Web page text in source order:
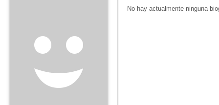
No hay actualmente ninguna